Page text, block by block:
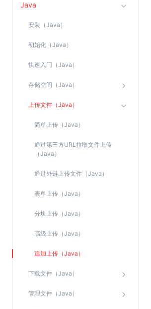
Java
安装（Java）
初始化（Java）
快速入门（Java）
存储空间（Java）
上传文件（Java）
简单上传（Java）
通过第三方URL拉取文件上传
（Java）
通过外链上传文件（Java）
表单上传（Java）
分块上传（Java）
高级上传（Java）
追加上传（Java）
下载文件（Java）
管理文件（Java）
高防IP(KAD)
DDoS原生高防
SSL证书管理
云安全中心